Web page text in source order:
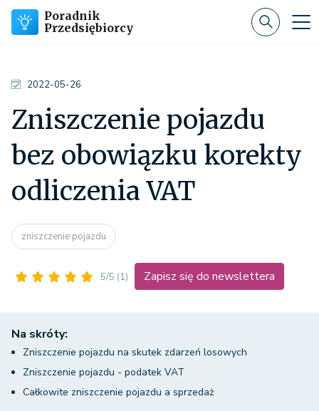
Poradnik
Przedsiębiorcy
2022-05-26
Zniszczenie pojazdu
bez obowiązku korekty
odliczenia VAT
zniszczenie pojazdu
5/5 (1) Zapisz się do newslettera
Na skróty:
Zniszczenie pojazdu na skutek zdarzeń losowych
Zniszczenie pojazdu - podatek VAT
Całkowite zniszczenie pojazdu a sprzedaż